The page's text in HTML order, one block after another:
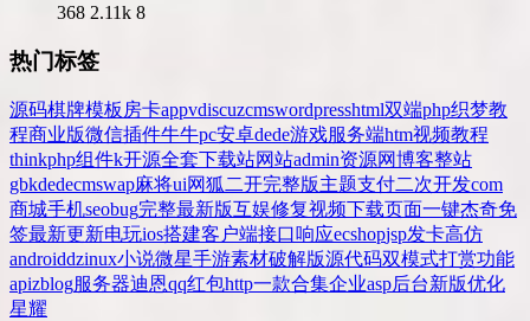
368 2.11k 8
热门标签
源码棋牌模板 房卡appvdiscuzcmswordpresshtml双端php织梦教
程商业版微信插件牛牛pc安卓dede游戏服务端htm视频教程
thinkphp组件k开源全套下载站网站admin资源网博客整站
gbkdedecmswap麻将ui网狐 二开完整版主题支付二次开发com
商城手机seobug完整最新版互娱修复视频下载页面一键杰奇免
签最新更新电玩ios搭建客户端接口响应ecshopjsp发卡高仿
androiddzinux小说微星手游素材破解版源代码双模式打赏功能
apizblog服务器迪恩qq红包http一款合集企业asp后台新版优化
星耀